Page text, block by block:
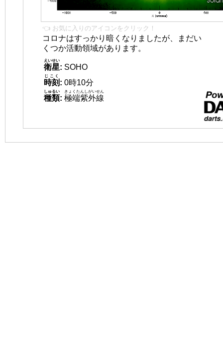
👈 お気に入りのアイコンをクリック！
コロナはすっかり暗くなりましたが、まだい
くつか活動領域があります。
衛星
えいせい
: SOHO
時刻
じこく
: 0時10分
種類
しゅるい
: 極端紫外線
きょくたんしがいせん